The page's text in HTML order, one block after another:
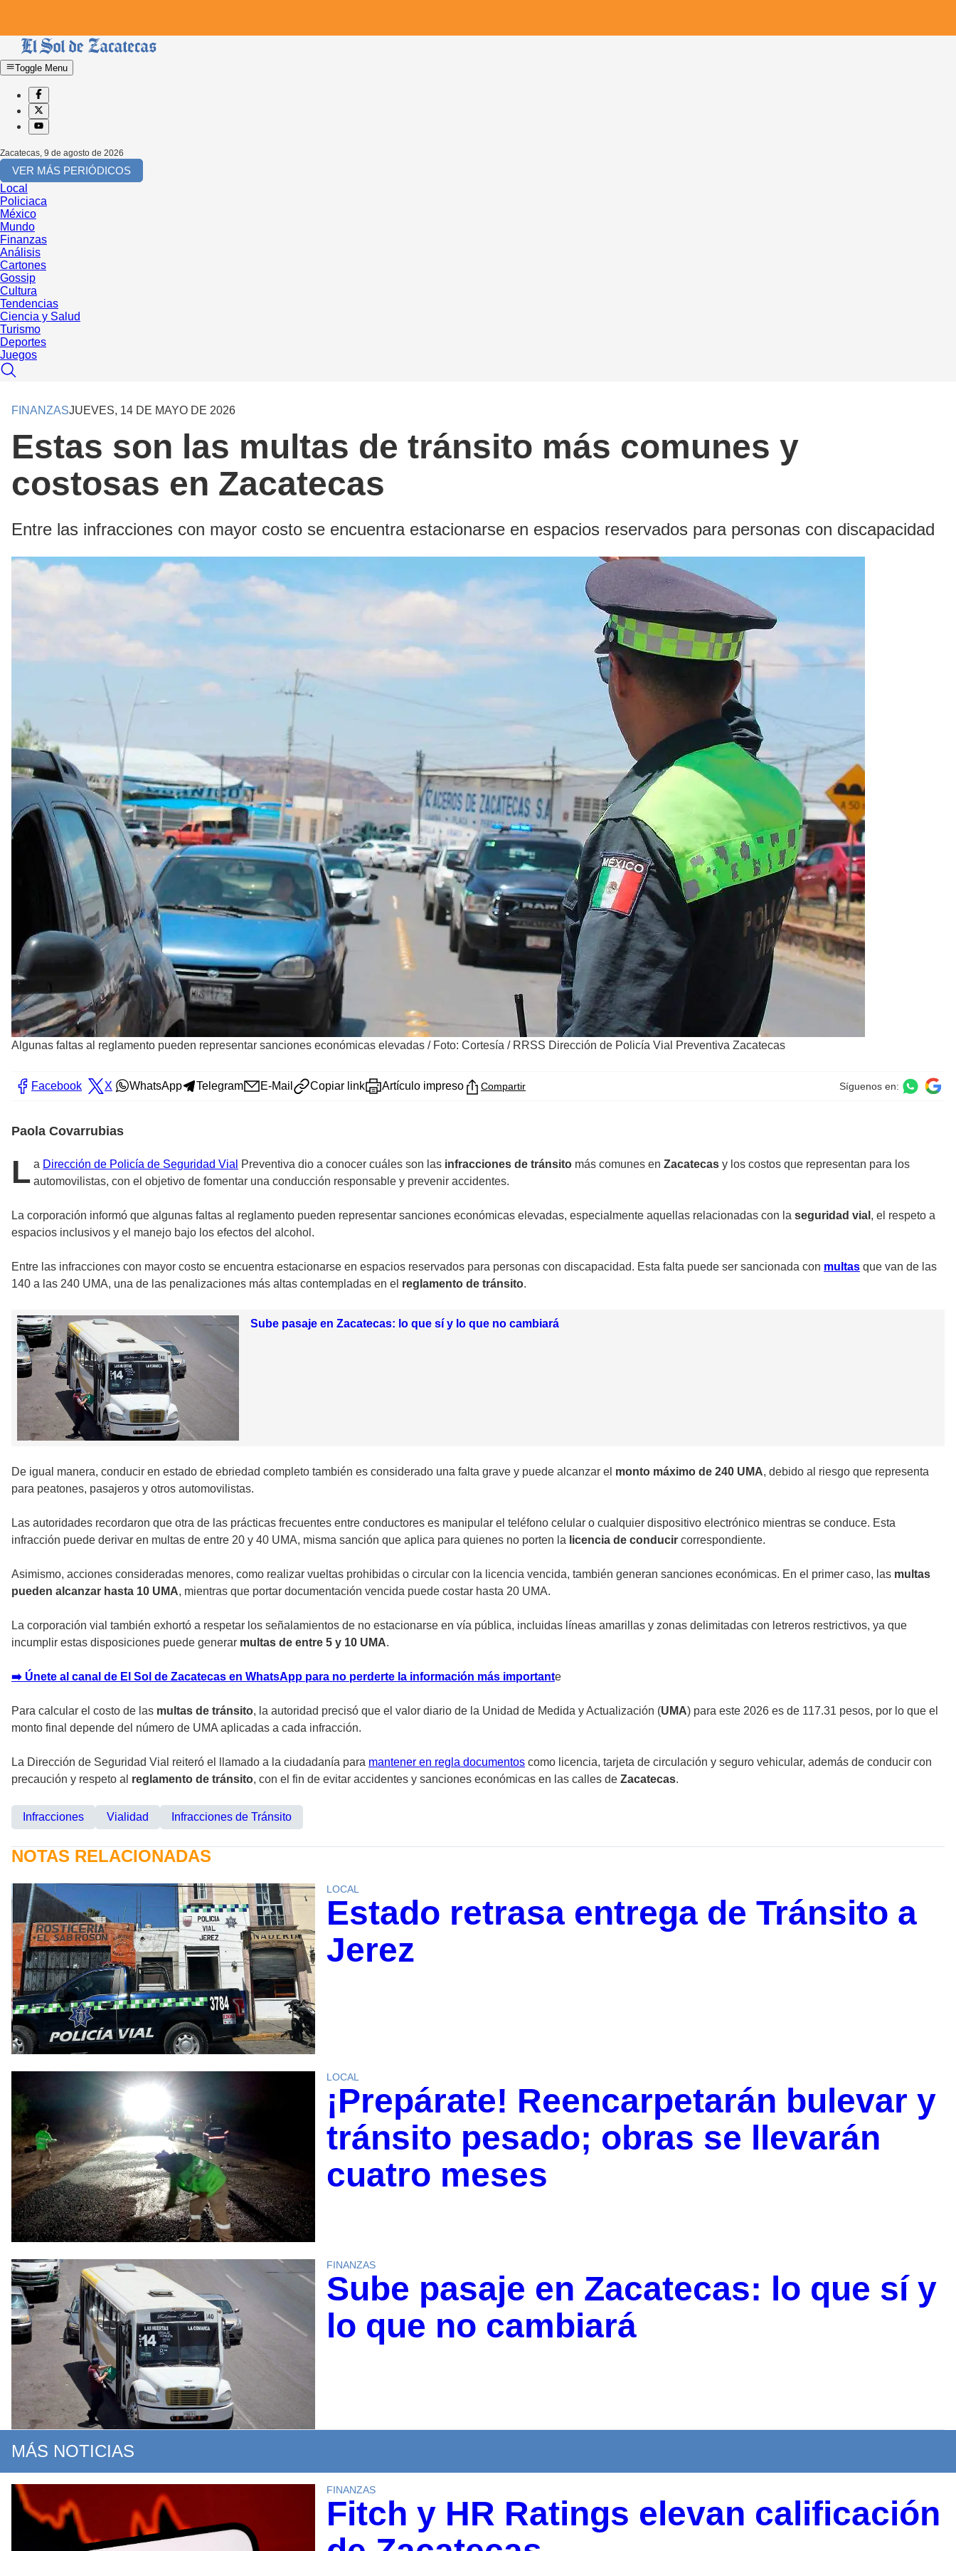
Toggle Menu
Zacatecas, 9 de agosto de 2026
VER MÁS PERIÓDICOS
Local
Policiaca
México
Mundo
Finanzas
Análisis
Cartones
Gossip
Cultura
Tendencias
Ciencia y Salud
Turismo
Deportes
Juegos
FINANZASJUEVES, 14 DE MAYO DE 2026
Estas son las multas de tránsito más comunes y
costosas en Zacatecas
Entre las infracciones con mayor costo se encuentra estacionarse en espacios reservados para personas con discapacidad
Algunas faltas al reglamento pueden representar sanciones económicas elevadas / Foto: Cortesía / RRSS Dirección de Policía Vial Preventiva Zacatecas
Facebook X WhatsApp Telegram E-Mail Copiar link Artículo impreso Compartir Síguenos en:
Paola Covarrubias
L a Dirección de Policía de Seguridad Vial Preventiva dio a conocer cuáles son las infracciones de tránsito más comunes en Zacatecas y los costos que representan para los
automovilistas, con el objetivo de fomentar una conducción responsable y prevenir accidentes.
La corporación informó que algunas faltas al reglamento pueden representar sanciones económicas elevadas, especialmente aquellas relacionadas con la seguridad vial , el respeto a
espacios inclusivos y el manejo bajo los efectos del alcohol.
Entre las infracciones con mayor costo se encuentra estacionarse en espacios reservados para personas con discapacidad. Esta falta puede ser sancionada con multas que van de las
140 a las 240 UMA, una de las penalizaciones más altas contempladas en el reglamento de tránsito.
Sube pasaje en Zacatecas: lo que sí y lo que no cambiará
De igual manera, conducir en estado de ebriedad completo también es considerado una falta grave y puede alcanzar el monto máximo de 240 UMA, debido al riesgo que representa
para peatones, pasajeros y otros automovilistas.
Las autoridades recordaron que otra de las prácticas frecuentes entre conductores es manipular el teléfono celular o cualquier dispositivo electrónico mientras se conduce. Esta
infracción puede derivar en multas de entre 20 y 40 UMA, misma sanción que aplica para quienes no porten la licencia de conducir correspondiente.
Asimismo, acciones consideradas menores, como realizar vueltas prohibidas o circular con la licencia vencida, también generan sanciones económicas. En el primer caso, las multas
pueden alcanzar hasta 10 UMA, mientras que portar documentación vencida puede costar hasta 20 UMA.
La corporación vial también exhortó a respetar los señalamientos de no estacionarse en vía pública, incluidas líneas amarillas y zonas delimitadas con letreros restrictivos, ya que
incumplir estas disposiciones puede generar multas de entre 5 y 10 UMA.
➡️ Únete al canal de El Sol de Zacatecas en WhatsApp para no perderte la información más importante
Para calcular el costo de las multas de tránsito, la autoridad precisó que el valor diario de la Unidad de Medida y Actualización (UMA) para este 2026 es de 117.31 pesos, por lo que el
monto final depende del número de UMA aplicadas a cada infracción.
La Dirección de Seguridad Vial reiteró el llamado a la ciudadanía para mantener en regla documentos como licencia, tarjeta de circulación y seguro vehicular, además de conducir con
precaución y respeto al reglamento de tránsito, con el fin de evitar accidentes y sanciones económicas en las calles de Zacatecas.
Infracciones Vialidad Infracciones de Tránsito
NOTAS RELACIONADAS
LOCAL
Estado retrasa entrega de Tránsito a
Jerez
LOCAL
¡Prepárate! Reencarpetarán bulevar y
tránsito pesado; obras se llevarán
cuatro meses
FINANZAS
Sube pasaje en Zacatecas: lo que sí y
lo que no cambiará
MÁS NOTICIAS
FINANZAS
Fitch y HR Ratings elevan calificación